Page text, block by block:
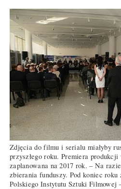
Zdjęcia do filmu i serialu miałyby
przyszłego roku. Premiera produkcji
zaplanowana na 2017 rok. – Na
zbierania funduszy. Pod koniec roku
Polskiego Instytutu Sztuki Filmowej